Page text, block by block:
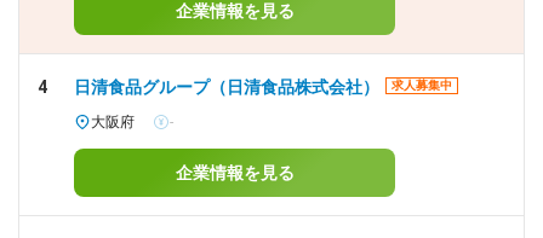
企業情報を見る
4 日清食品グループ（日清食品株式会社） 求人募集中
大阪府 -
企業情報を見る